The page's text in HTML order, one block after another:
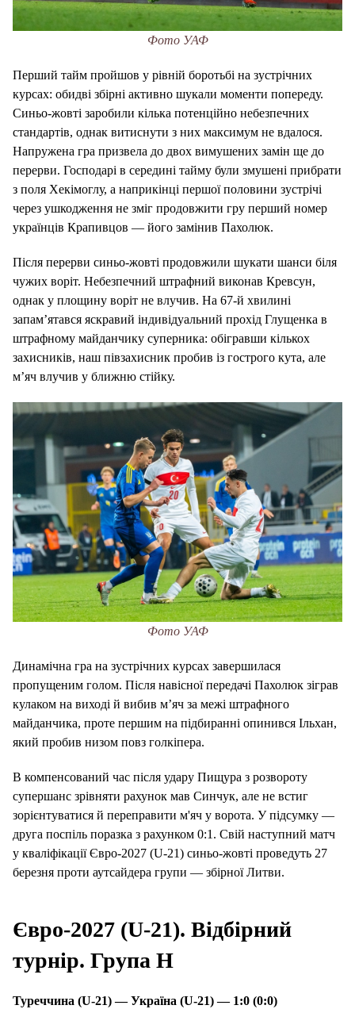
Фото УАФ
Перший тайм пройшов у рівній боротьбі на зустрічних
курсах: обидві збірні активно шукали моменти попереду.
Синьо-жовті заробили кілька потенційно небезпечних
стандартів, однак витиснути з них максимум не вдалося.
Напружена гра призвела до двох вимушених замін ще до
перерви. Господарі в середині тайму були змушені прибрати
з поля Хекімоглу, а наприкінці першої половини зустрічі
через ушкодження не зміг продовжити гру перший номер
українців Крапивцов — його замінив Пахолюк.
Після перерви синьо-жовті продовжили шукати шанси біля
чужих воріт. Небезпечний штрафний виконав Кревсун,
однак у площину воріт не влучив. На 67-й хвилині
запам’ятався яскравий індивідуальний прохід Глущенка в
штрафному майданчику суперника: обігравши кількох
захисників, наш півзахисник пробив із гострого кута, але
м’яч влучив у ближню стійку.
Фото УАФ
Динамічна гра на зустрічних курсах завершилася
пропущеним голом. Після навісної передачі Пахолюк зіграв
кулаком на виході й вибив м’яч за межі штрафного
майданчика, проте першим на підбиранні опинився Ільхан,
який пробив низом повз голкіпера.
В компенсований час після удару Пищура з розвороту
супершанс зрівняти рахунок мав Синчук, але не встиг
зорієнтуватися й переправити м'яч у ворота. У підсумку —
друга поспіль поразка з рахунком 0:1. Свій наступний матч
у кваліфікації Євро-2027 (U-21) синьо-жовті проведуть 27
березня проти аутсайдера групи — збірної Литви.
Євро-2027 (U-21). Відбірний
турнір. Група H
Туреччина (U-21) — Україна (U-21) — 1:0 (0:0)